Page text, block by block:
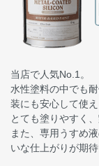
当店で人気No.1。
水性塗料の中でも
装にも安心して使え
とても塗りやすく
また、専用うすめ
いな仕上がりが期待